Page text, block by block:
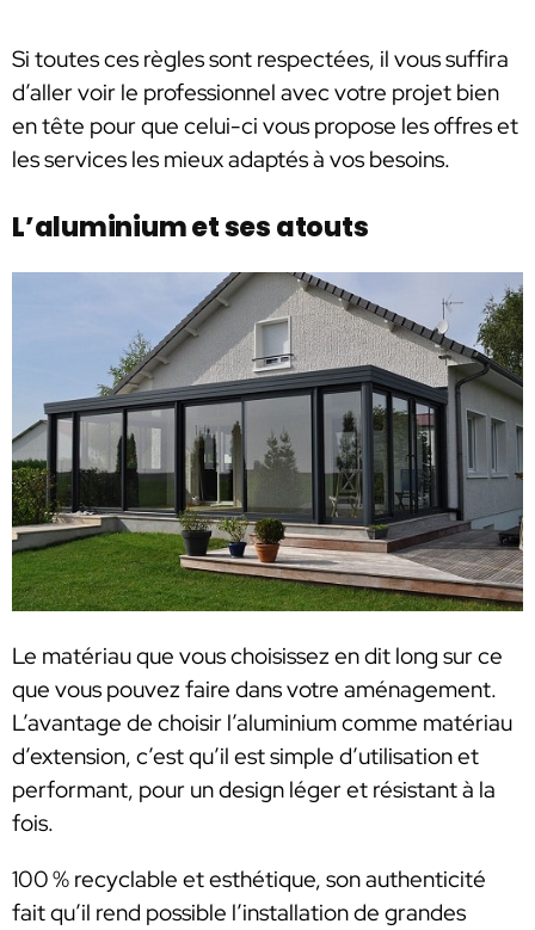
Si toutes ces règles sont respectées, il vous suffira
d’aller voir le professionnel avec votre projet bien
en tête pour que celui-ci vous propose les offres et
les services les mieux adaptés à vos besoins.
L’aluminium et ses atouts
Le matériau que vous choisissez en dit long sur ce
que vous pouvez faire dans votre aménagement.
L’avantage de choisir l’aluminium comme matériau
d’extension, c’est qu’il est simple d’utilisation et
performant, pour un design léger et résistant à la
fois.
100 % recyclable et esthétique, son authenticité
fait qu’il rend possible l’installation de grandes